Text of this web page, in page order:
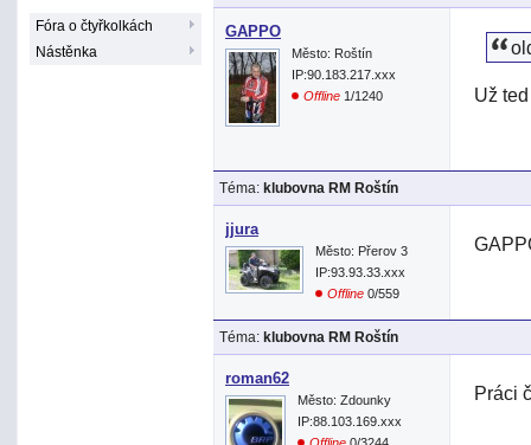
Fóra o čtyřkolkách
Nástěnka
GAPPO
Město: Roštín
IP:90.183.217.xxx
Offline 1/1240 Už
Téma: klubovna RM Roštín
jjura
Město: Přerov 3
IP:93.93.33.xxx
Offline 0/559
Téma: klubovna RM Roštín
roman62
Město: Zdounky
IP:88.103.169.xxx
Práci